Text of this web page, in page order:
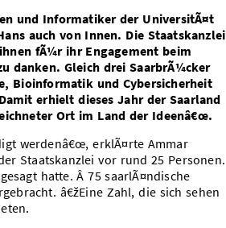
und Informatiker der UniversitÃ¤t
auch von Innen. Die Staatskanzlei
fÃ¼r ihr Engagement beim
danken. Gleich drei SaarbrÃ¼cker
Bioinformatik und Cybersicherheit
erhielt dieses Jahr der Saarland
Ort im Land der Ideenâ€œ.
werdenâ€œ, erklÃ¤rte Ammar
Staatskanzlei vor rund 25 Personen.
hatte. Â 75 saarlÃ¤ndische
â€žEine Zahl, die sich sehen